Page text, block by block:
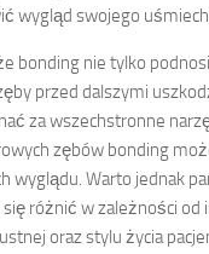
wygląd swojego
bonding nie tylko
przed dalszymi
za wszechstronne
zębów bonding
wyglądu. Warto jednak
różnić w zależności od
oraz stylu życia